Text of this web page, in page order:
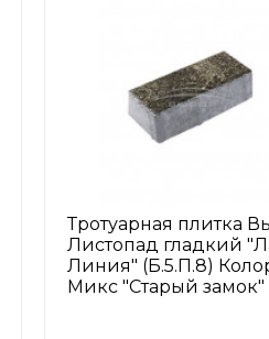
Тротуарная плитка
Листопад гладкий
Линия" (Б.5.П.8)
Микс "Старый замок"